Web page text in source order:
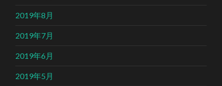
2019年8月
2019年7月
2019年6月
2019年5月